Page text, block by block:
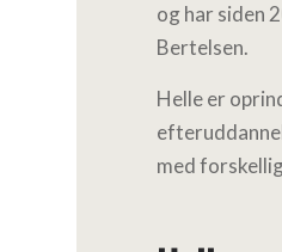
og har siden
Bertelsen.
Helle er
med